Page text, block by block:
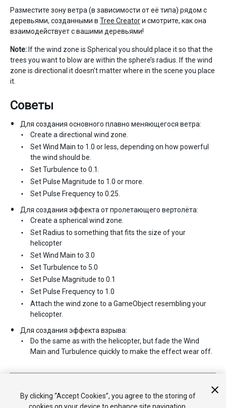
Разместите зону ветра (в зависимости от её типа) рядом с
деревьями, созданными в Tree Creatorи смотрите, как она
взаимодействует с вашими деревьями!
Note:If the wind zone is Spherical you should place it so that the
trees you want to blow are within the sphere’s radius. If the wind
zone is directional it doesn’t matter where in the scene you place
it.
Советы
Для создания основного плавно меняющегося ветра:
Create a directional wind zone.
Set Wind Main to 1.0 or less, depending on how powerful
the wind should be.
Set Turbulence to 0.1.
Set Pulse Magnitude to 1.0 or more.
Set Pulse Frequency to 0.25.
Для создания эффекта от пролетающего вертолёта:
Create a spherical wind zone.
Set Radius to something that fits the size of your
helicopter
Set Wind Main to 3.0
Set Turbulence to 5.0
Set Pulse Magnitude to 0.1
Set Pulse Frequency to 1.0
Attach the wind zone to a GameObject resembling your
helicopter.
Для создания эффекта взрыва:
Do the same as with the helicopter, but fade the Wind
Main and Turbulence quickly to make the effect wear off.
GameObject menu changed in Unity 4.6
By clicking “Accept Cookies”, you agree to the storing of